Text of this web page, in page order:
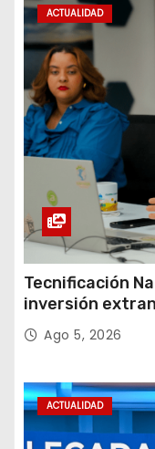
ACTUALIDAD
Tecnificación
inversión
Ago 5, 2026
ACTUALIDAD